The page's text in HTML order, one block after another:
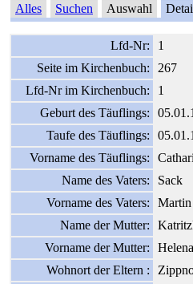
Alles Suchen Auswahl
Lfd-Nr:
1
Seite im Kirchenbuch:
267
Lfd-Nr im Kirchenbuch:
1
Geburt des Täuflings:
Taufe des Täuflings:
Vorname des Täuflings:
Name des Vaters:
Sack
Vorname des Vaters:
Martin
Name der Mutter:
Vorname der Mutter:
Helena
Wohnort der Eltern :